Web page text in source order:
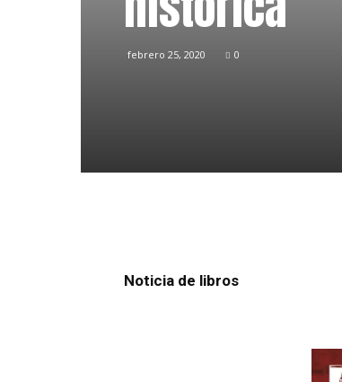
febrero 25, 2020 0
Noticia de libros